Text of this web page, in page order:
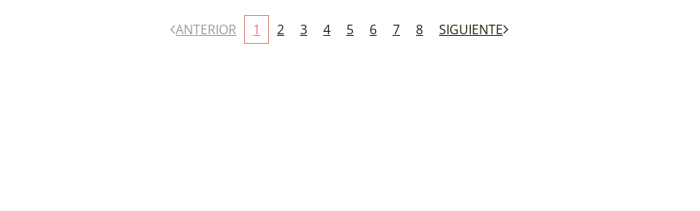
ANTERIOR 1 2 3 4 5 6 7 8 SIGUIENTE